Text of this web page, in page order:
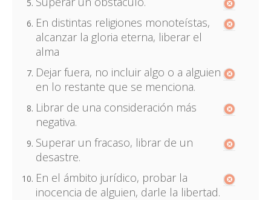
En distintas religiones monoteístas,
alcanzar la gloria eterna, liberar el
alma
Dejar fuera, no incluir algo o a alguien
en lo restante que se menciona.
Librar de una consideración más
negativa.
Superar un fracaso, librar de un
desastre.
En el ámbito jurídico, probar la
inocencia de alguien, darle la libertad.